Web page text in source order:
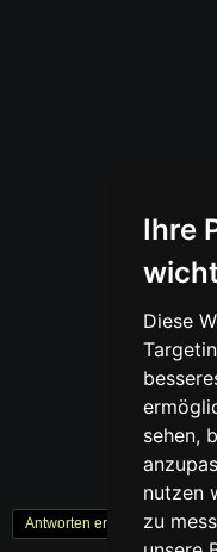
Ihre
Diese
sehen,
nutzen
zu
Antworten erstellen